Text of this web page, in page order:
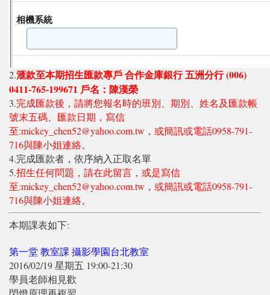
2.滙款至本期招生匯款專戶 合作金庫銀行 五洲分行 (006)
0411-765-199671 戶名：陳漢榮
3.完成匯款後，請將您報名時的班別、期別、姓名及匯款帳
號末五碼、匯款日期，寫信
至:mickey_chen52@yahoo.com.tw，或簡訊或電話0958-791-
716與陳小姐連絡。
4.完成匯款者，依序納入正取名單
5.招生任何問題，請在此留言，或是寫信
至:mickey_chen52@yahoo.com.tw，或簡訊或電話0958-791-
716與陳小姐連絡。
本期課表如下:
第一堂 教室課 攝影學園台北教室
2016/02/19 星期五 19:00-21:30
學員老師相見歡